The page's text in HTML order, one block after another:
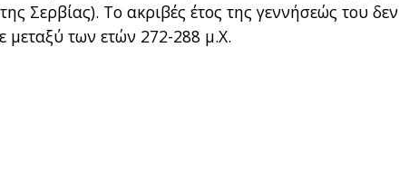
Σερβίας). Το ακριβές έτος της γεννήσεώς του δεν
μεταξύ των ετών 272-288 μ.Χ.